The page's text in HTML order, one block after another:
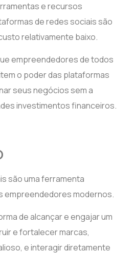
e recursos
de redes sociais são
relativamente baixo.
empreendedores de todos
o poder das plataformas
seus negócios sem a
investimentos financeiros.
são uma ferramenta
empreendedores modernos.
de alcançar e engajar um
e fortalecer marcas,
e interagir diretamente